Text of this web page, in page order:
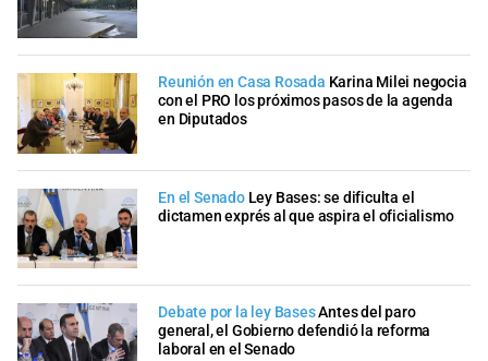
Reunión en Casa Rosada Karina Milei negocia
con el PRO los próximos pasos de la agenda
en Diputados
En el Senado Ley Bases: se dificulta el
dictamen exprés al que aspira el oficialismo
Debate por la ley BasesAntes del paro
general, el Gobierno defendió la reforma
laboral en el Senado